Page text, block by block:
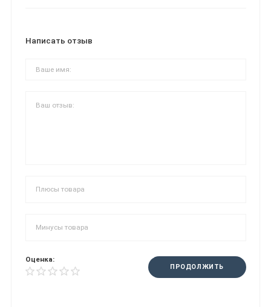
Написать отзыв
Оценка:
ПРОДОЛЖИТЬ